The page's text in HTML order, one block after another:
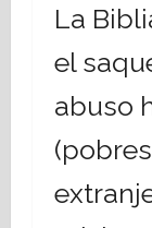
La
el
abuso